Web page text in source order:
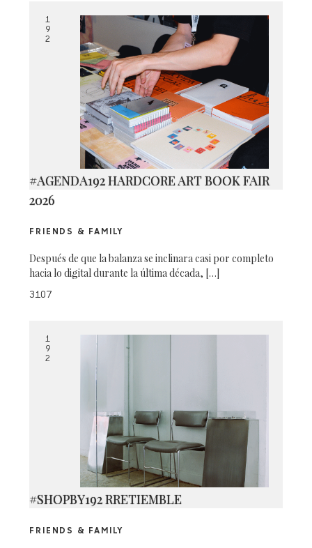
1
9
2
#AGENDA192 HARDCORE ART BOOK FAIR
2026
FRIENDS & FAMILY
Después de que la balanza se inclinara casi por completo
hacia lo digital durante la última década, […]
3107
1
9
2
#SHOPBY192 RRETIEMBLE
FRIENDS & FAMILY